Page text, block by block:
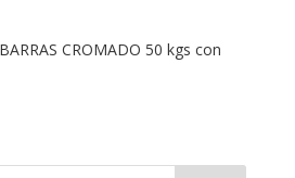
CROMADO 50 kgs con